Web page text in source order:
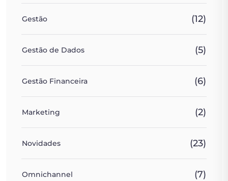
Gestão (12)
Gestão de Dados (5)
Gestão Financeira (6)
Marketing (2)
Novidades (23)
Omnichannel (7)